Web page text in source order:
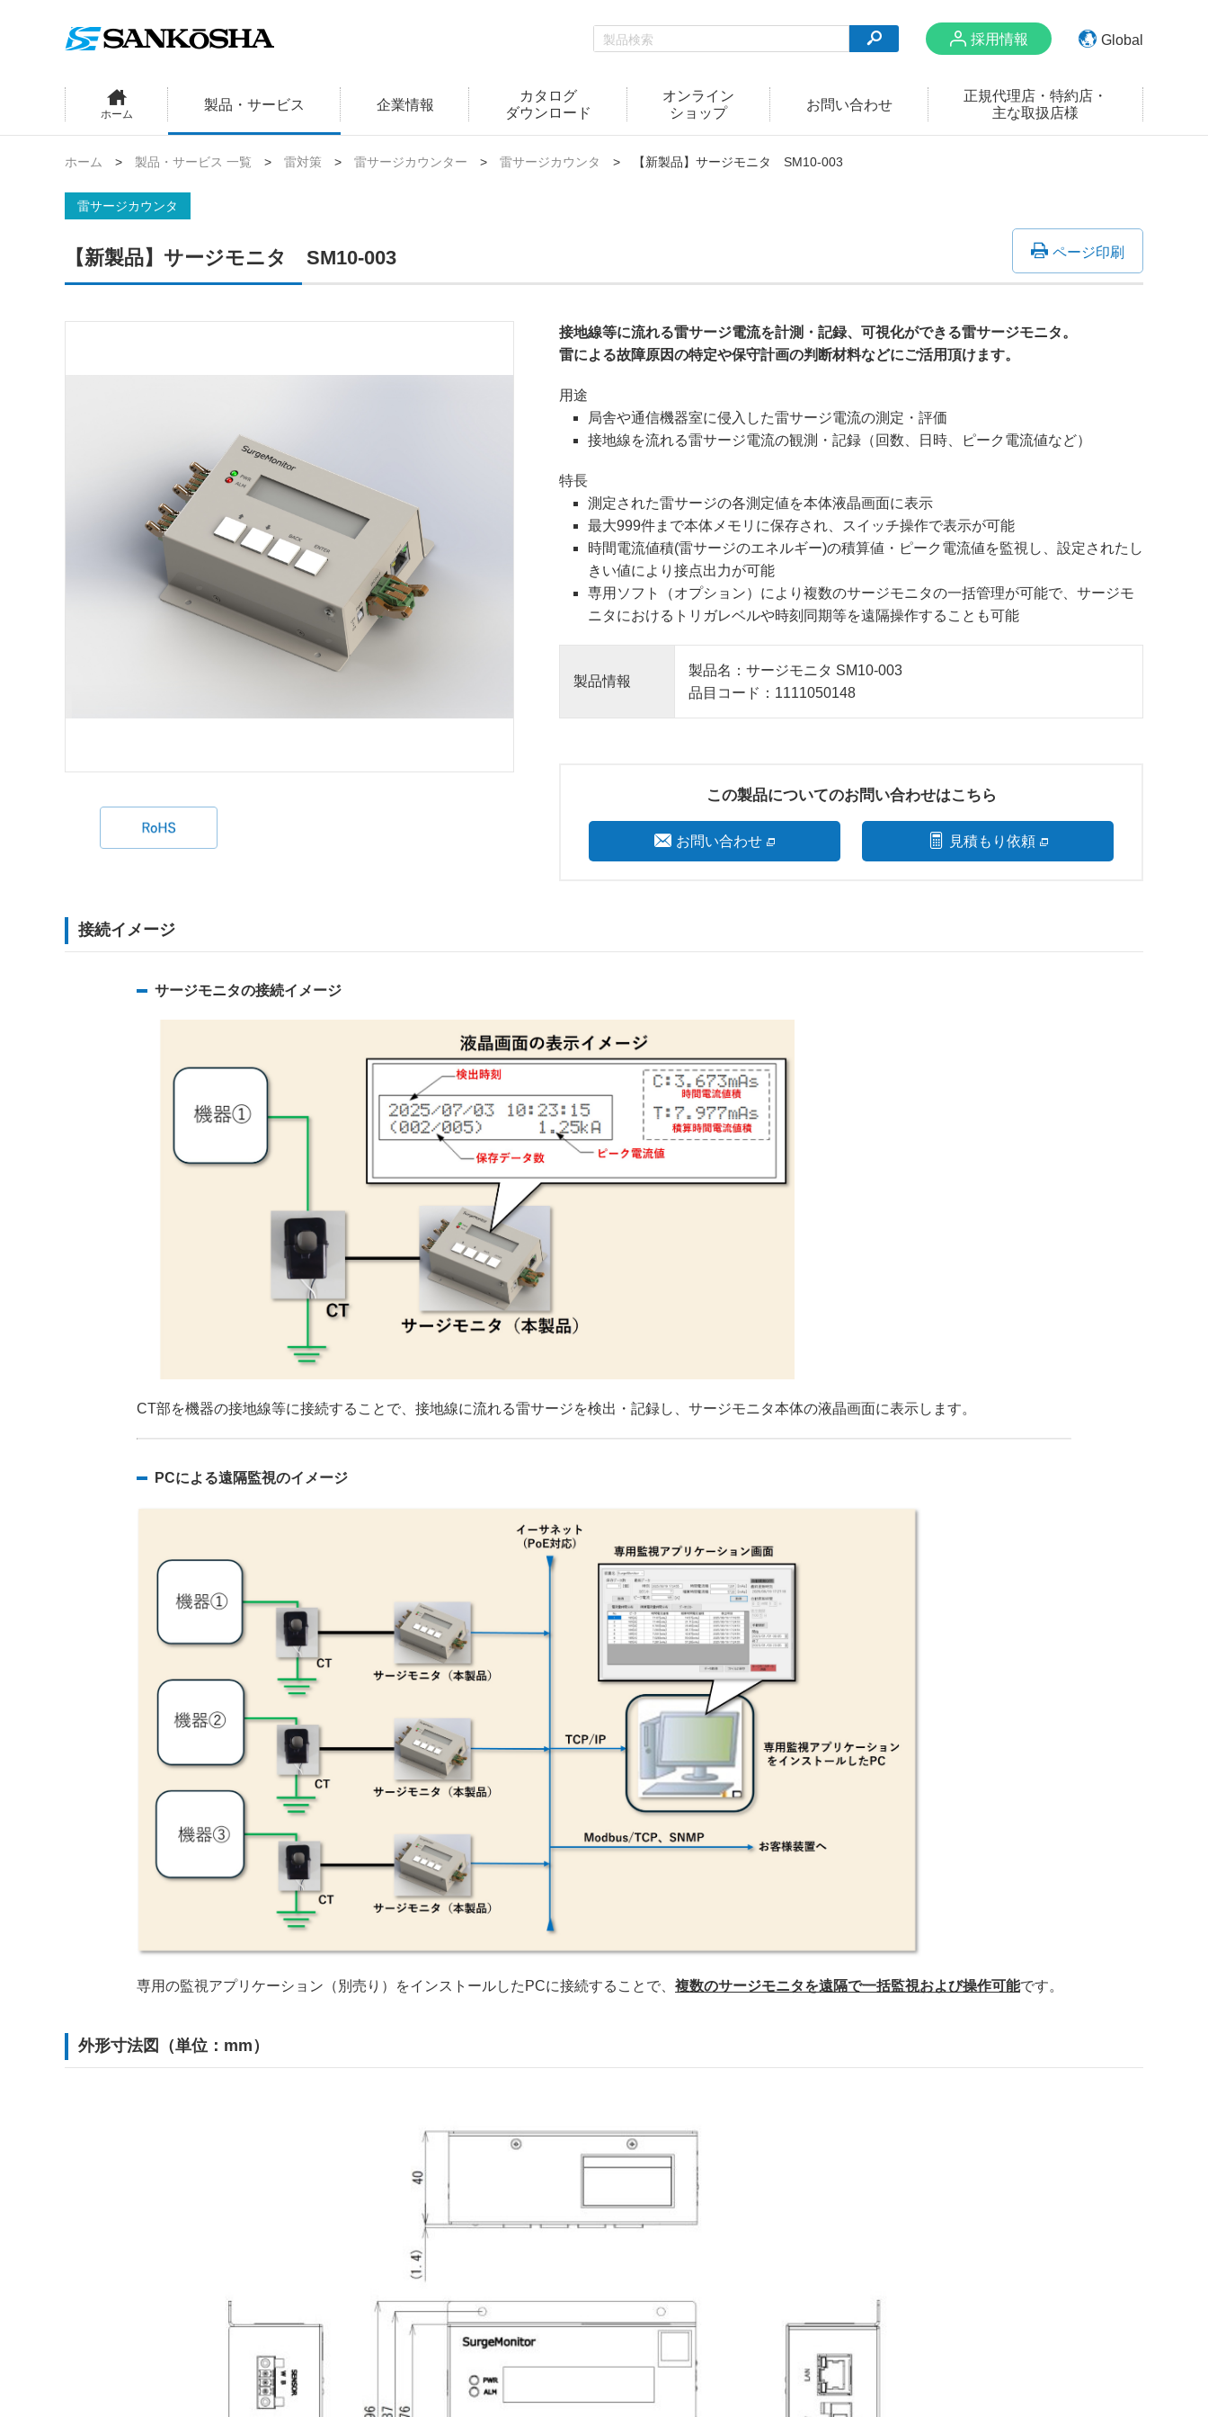
採用情報 Global
English
Korean
ホーム
製品・サービス 企業情報
カタログ
ダウンロード
オンライン
ショップ
お問い合わせ
正規代理店・特約店・
主な取扱店様
ホーム 製品・サービス 一覧 雷対策 雷サージカウンター 雷サージカウンタ 【新製品】サージモニタ SM10-003
雷サージカウンタ
【新製品】サージモニタ SM10-003 ページ印刷
接地線等に流れる雷サージ電流を計測・記録、可視化ができる雷サージモニタ。
雷による故障原因の特定や保守計画の判断材料などにご活用頂けます。
用途
局舎や通信機器室に侵入した雷サージ電流の測定・評価
接地線を流れる雷サージ電流の観測・記録（回数、日時、ピーク電流値など）
特長
測定された雷サージの各測定値を本体液晶画面に表示
最大999件まで本体メモリに保存され、スイッチ操作で表示が可能
時間電流値積(雷サージのエネルギー)の積算値・ピーク電流値を監視し、設定されたし
きい値により接点出力が可能
専用ソフト（オプション）により複数のサージモニタの一括管理が可能で、サージモ
ニタにおけるトリガレベルや時刻同期等を遠隔操作することも可能
製品情報
製品名：サージモニタ SM10-003
品目コード：1111050148
この製品についてのお問い合わせはこちら
お問い合わせ 見積もり依頼
接続イメージ
サージモニタの接続イメージ
CT部を機器の接地線等に接続することで、接地線に流れる雷サージを検出・記録し、サージモニタ本体の液晶画面に表示します。
PCによる遠隔監視のイメージ
専用の監視アプリケーション（別売り）をインストールしたPCに接続することで、 複数のサージモニタを遠隔で一括監視および操作可能です。
外形寸法図（単位：mm）